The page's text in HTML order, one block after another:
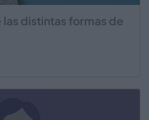
distintas formas de